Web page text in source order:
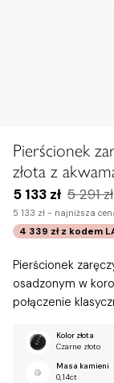
Pierścionek
złota z
5 133 zł 5 291 zł
5 133 zł - najniższa
4 339 zł z kodem
Pierścionek
osadzonym w
połączenie
Kolor złota
Czarne złoto
Masa kamieni
0,14ct